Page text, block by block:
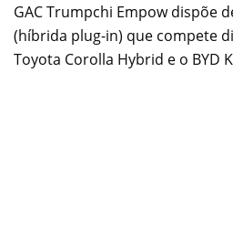
GAC Trumpchi Empow dispõe
(híbrida plug-in) que compete
Toyota Corolla Hybrid e o BYD